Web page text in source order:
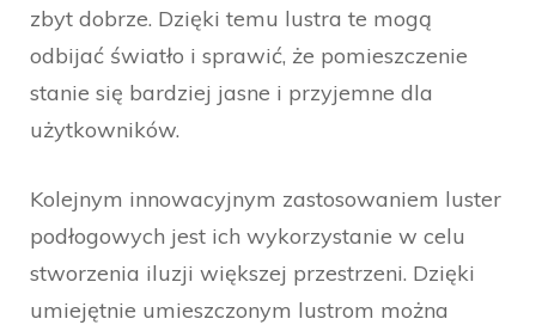
zbyt dobrze. Dzięki temu lustra te mogą
odbijać światło i sprawić, że pomieszczenie
stanie się bardziej jasne i przyjemne dla
użytkowników.
Kolejnym innowacyjnym zastosowaniem luster
podłogowych jest ich wykorzystanie w celu
stworzenia iluzji większej przestrzeni. Dzięki
umiejętnie umieszczonym lustrom można